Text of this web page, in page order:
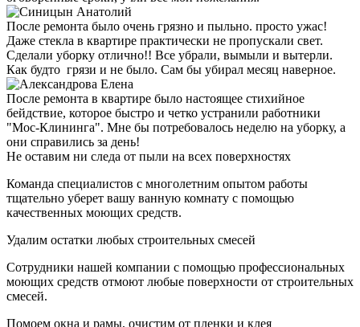
После ремонта было очень грязно и пыльно. просто ужас!
Даже стекла в квартире практически не пропускали свет.
Сделали уборку отлично!! Все убрали, вымыли и вытерли.
Как будто грязи и не было. Сам бы убирал месяц наверное.
После ремонта в квартире было настоящее стихийное
бейдствие, которое быстро и четко устранили работники
"Мос-Клининга". Мне бы потребовалось неделю на уборку, а
они справились за день!
Не оставим ни следа от пыли на всех поверхностях
Команда специалистов с многолетним опытом работы
тщательно уберет вашу ванную комнату с помощью
качественных моющих средств.
Удалим остатки любых строительных смесей
Сотрудники нашей компании с помощью профессиональных
моющих средств отмоют любые поверхности от строительных
смесей.
Помоем окна и рамы, очистим от пленки и клея